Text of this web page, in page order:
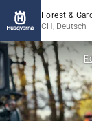
Forest &
CH, Deutsch